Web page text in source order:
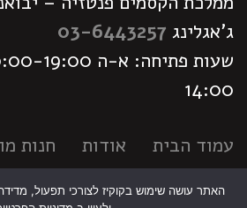
ג'אגלינג 03-6443257
14:00
עמוד הבית אודות חנות
לימודי קסמים
לוח פעילויות
האתר עושה שימוש בקוקיז לצורכי תפעול,